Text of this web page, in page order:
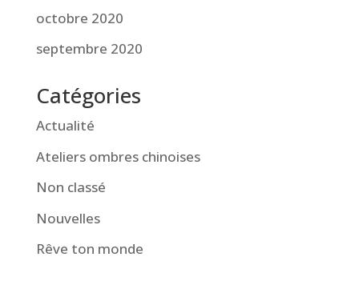
octobre 2020
septembre 2020
Catégories
Actualité
Ateliers ombres chinoises
Non classé
Nouvelles
Rêve ton monde